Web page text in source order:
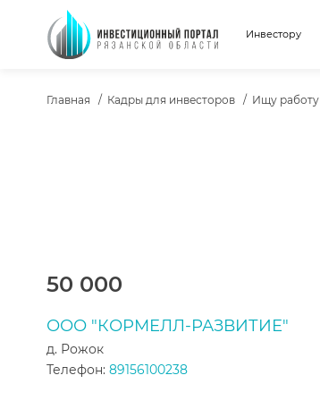
Инвестору
ХЛЕБНЫЕ КРОШКИ
Главная Кадры для инвесторов Ищу работу
ТЕКСТ ВАКАНСИИ
50 000
ООО "КОРМЕЛЛ-РАЗВИТИЕ"
д. Рожок
Телефон: 89156100238